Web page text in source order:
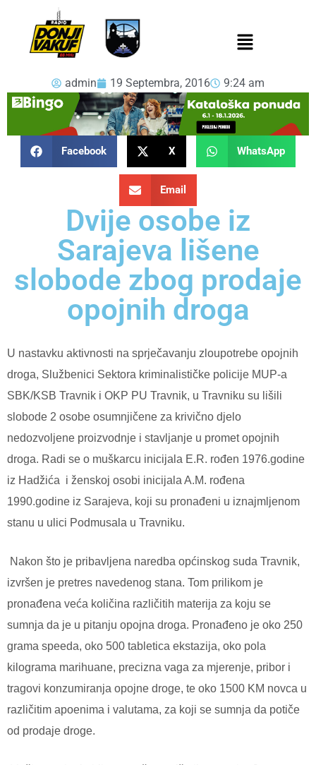
admin 19 Septembra, 2016 9:24 am
Facebook X WhatsApp
Email
Dvije osobe iz
Sarajeva lišene
slobode zbog prodaje
opojnih droga
U nastavku aktivnosti na sprječavanju zloupotrebe opojnih
droga, Službenici Sektora kriminalističke policije MUP-a
SBK/KSB Travnik i OKP PU Travnik, u Travniku su lišili
slobode 2 osobe osumnjičene za krivično djelo
nedozvoljene proizvodnje i stavljanje u promet opojnih
droga. Radi se o muškarcu inicijala E.R. rođen 1976.godine
iz Hadžića i ženskoj osobi inicijala A.M. rođena
1990.godine iz Sarajeva, koji su pronađeni u iznajmljenom
stanu u ulici Podmusala u Travniku.
Nakon što je pribavljena naredba općinskog suda Travnik,
izvršen je pretres navedenog stana. Tom prilikom je
pronađena veća količina različitih materija za koju se
sumnja da je u pitanju opojna droga. Pronađeno je oko 250
grama speeda, oko 500 tabletica ekstazija, oko pola
kilograma marihuane, precizna vaga za mjerenje, pribor i
tragovi konzumiranja opojne droge, te oko 1500 KM novca u
različitim apoenima i valutama, za koji se sumnja da potiče
od prodaje droge.